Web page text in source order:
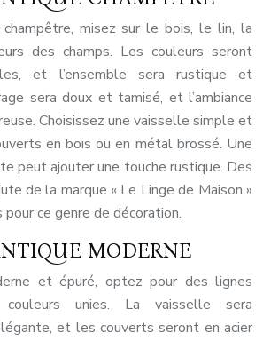
champêtre, misez sur le bois, le lin, la
des champs. Les couleurs seront
et l’ensemble sera rustique et
sera doux et tamisé, et l’ambiance
Choisissez une vaisselle simple et
en bois ou en métal brossé. Une
peut ajouter une touche rustique. Des
de la marque « Le Linge de Maison »
ce genre de décoration.
MODERNE
et épuré, optez pour des lignes
unies. La vaisselle sera
et les couverts seront en acier